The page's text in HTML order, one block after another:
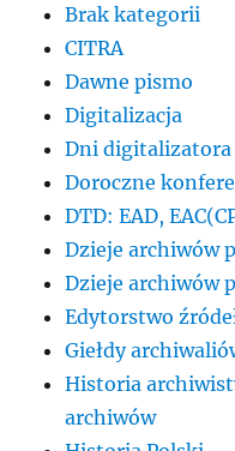
Brak kategorii
CITRA
Dawne pismo
Digitalizacja
Dni digitalizatora
Doroczne
DTD: EAD,
Dzieje archiwów
Dzieje archiwów
Edytorstwo
Giełdy
Historia
archiwów